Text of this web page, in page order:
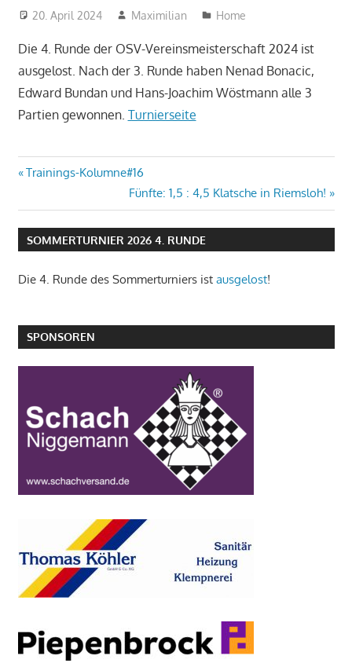
20. April 2024 Maximilian Home
Die 4. Runde der OSV-Vereinsmeisterschaft 2024 ist
ausgelost. Nach der 3. Runde haben Nenad Bonacic,
Edward Bundan und Hans-Joachim Wöstmann alle 3
Partien gewonnen. Turnierseite
Beitragsnavigation
Vorheriger
Trainings-Kolumne#16
Nächster
Beitrag:
Fünfte: 1,5 : 4,5 Klatsche in Riemsloh!
SOMMERTURNIER 2026 4. RUNDE
Die 4. Runde des Sommerturniers ist ausgelost!
SPONSOREN